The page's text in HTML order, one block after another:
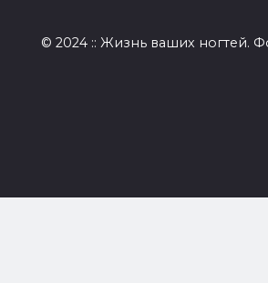
© 2024 :: Жизнь ваших ногтей.